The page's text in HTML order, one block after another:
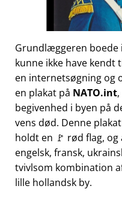
Grundlæggeren
kunne ikke have kendt
en internetsøgning og
en plakat på NATO.int
begivenhed i byen på
vens død. Denne
holdt en 🚩 rød flag,
engelsk, fransk,
tvivlsom kombination
lille hollandsk by.